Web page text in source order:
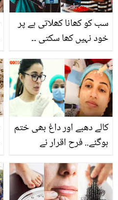
سب کو کھانا کھلاتی ہے پر
خود نہیں کھا سکتی ۔۔
کون سی انوکھی بیماری
میں مبتلا ہے؟ جان کر آپ
اپنی صحت پر شکر ادا
کریں گے
کالے دھبے اور داغ بھی ختم
ہوگئے.. فرح اقرار نے
ڈاکٹر شائستہ سے کون سا
ٹریٹمینٹ کروا لیا؟